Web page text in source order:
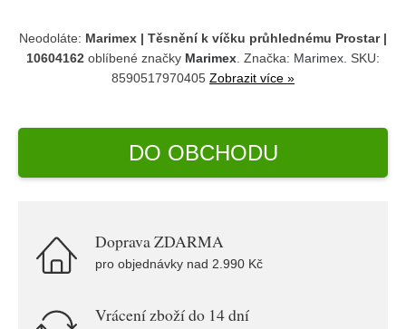
Neodoláte: Marimex | Těsnění k víčku průhlednému Prostar |
10604162 oblíbené značky Marimex . Značka: Marimex . SKU:
8590517970405 Zobrazit více »
DO OBCHODU
Doprava ZDARMA
pro objednávky nad 2.990 Kč
Vrácení zboží do 14 dní